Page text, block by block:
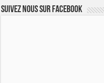
Suivez nous sur Facebook